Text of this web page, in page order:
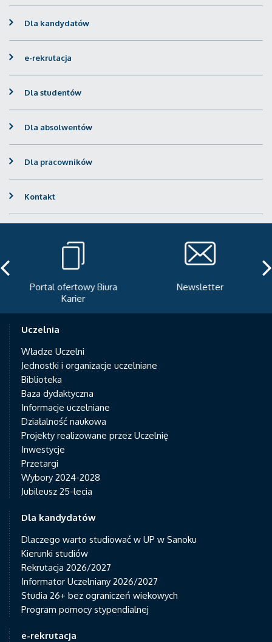
Dla kandydatów
e-rekrutacja
Dla studentów
Dla absolwentów
Dla pracowników
Kontakt
Portal ofertowy Biura
Karier
Newsletter
Uczelnia
Władze Uczelni
Jednostki i organizacje uczelniane
Biblioteka
Baza dydaktyczna
Informacje uczelniane
Działalność naukowa
Projekty realizowane przez Uczelnię
Inwestycje
Przetargi
Wybory 2024-2028
Jubileusz 25-lecia
Dla kandydatów
Dlaczego warto studiować w UP w Sanoku
Kierunki studiów
Rekrutacja 2026/2027
Informator Uczelniany 2026/2027
Studia 26+ bez ograniczeń wiekowych
Program pomocy stypendialnej
e-rekrutacja